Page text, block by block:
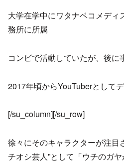
大学在学中にワタナベコメディ
務所に所属
コンビで活動していたが、後に
2017年頃からYouTuberとして
[/su_column][/su_row]
徐々にそのキャラクターが注目
チオシ芸人”として「ウチのガ